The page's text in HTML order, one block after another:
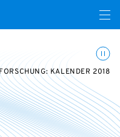
Open
KALENDER 2018